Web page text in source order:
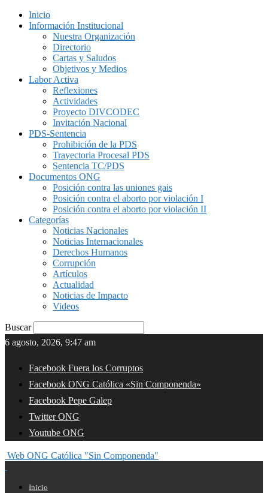
Inicio
Información Institucional
Nuestra Organización
Directorio
Cartas y Saludos
Objetivos y Medios
Labor Activa
Reflexiones
Actividades
Proyecto DIVCODEC
Invitación Nacional
PDS-Sentencia
Prohibición de la PDS
Trayectoria Procesal PDS
Sentencia TC/PDS
Documentos ONG
Posición contra las uniones gais
Posición contra el aborto por violación I
Posición contra el aborto por violación II
Categorías
Noticias Nacionales
Noticias Internacionales
Derechos Humanos
Corrupción
Artículos
Actualidad
Noticias de Impacto
Videos
Buscar
6 agosto, 2026, 9:47 am
Facebook Fuera los Corruptos
Facebook ONG Católica «Sin Componenda»
Facebook Pepe Galep
Twitter ONG
Youtube ONG
Web ONG Católica "Sin Componenda"
Inicio